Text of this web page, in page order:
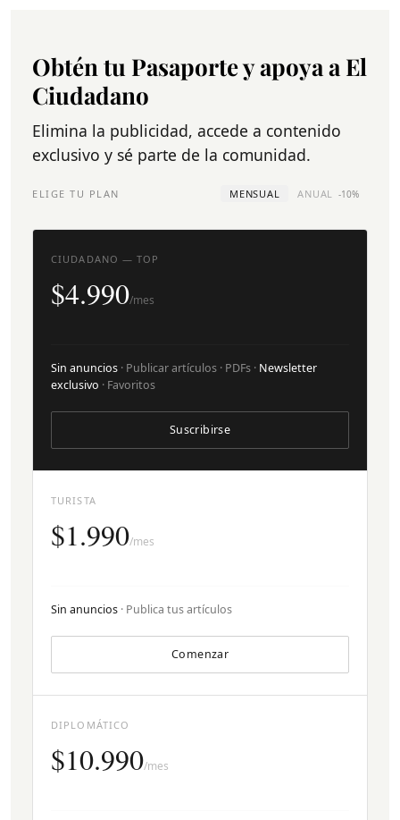
Obtén tu Pasaporte y apoya a El
Ciudadano
Elimina la publicidad, accede a contenido
exclusivo y sé parte de la comunidad.
ELIGE TU PLAN MENSUAL ANUAL -10%
TURISTA
$1.990/mes
Sin anuncios · Publica tus artículos
Comenzar
CIUDADANO — TOP
$4.990/mes
Sin anuncios · Publicar artículos · PDFs · Newsletter
exclusivo · Favoritos
Suscribirse
DIPLOMÁTICO
$10.990/mes